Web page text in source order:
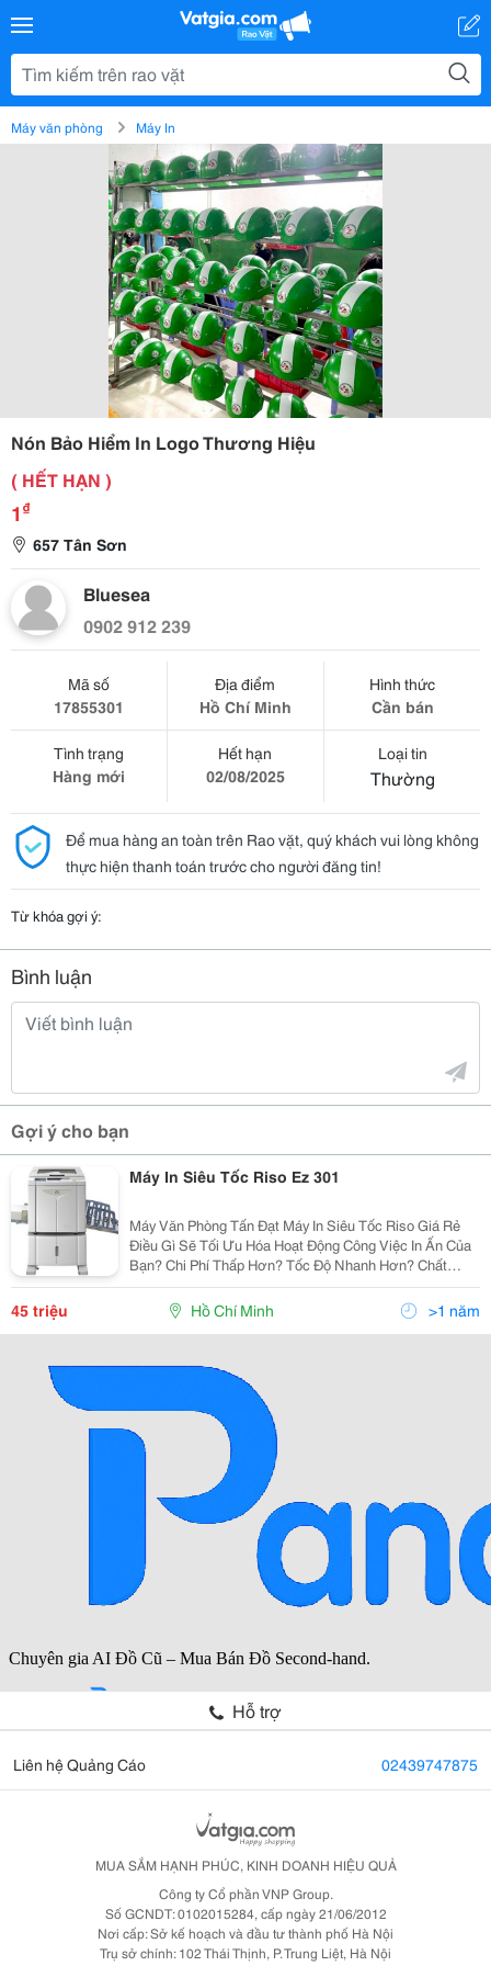
Máy văn phòng Máy In
Nón Bảo Hiểm In Logo Thương Hiệu
( HẾT HẠN )
1 ₫
657 Tân Sơn
Bluesea
0902 912 239
Mã số
17855301
Địa điểm
Hồ Chí Minh
Hình thức
Cần bán
Tình trạng
Hàng mới
Hết hạn
02/08/2025
Loại tin
Thường
Để mua hàng an toàn trên Rao vặt, quý khách vui lòng không
thực hiện thanh toán trước cho người đăng tin!
Từ khóa gợi ý:
Bình luận
Gợi ý cho bạn
Máy In Siêu Tốc Riso Ez 301
Máy Văn Phòng Tấn Đạt Máy In Siêu Tốc Riso Giá Rẻ
Điều Gì Sẽ Tối Ưu Hóa Hoạt Động Công Việc In Ấn Của
Bạn? Chi Phí Thấp Hơn? Tốc Độ Nhanh Hơn? Chất
Lượng Hình Ảnh Cao Hơn? Dòng Riso Ez Sao Chép Kỹ
Thuật Số Cung Cấp Chi Phí Vận Hàn
45 triệu Hồ Chí Minh >1 năm
Hỗ trợ
Liên hệ Quảng Cáo 02439747875
MUA SẮM HẠNH PHÚC, KINH DOANH HIỆU QUẢ
Công ty Cổ phần VNP Group.
Số GCNDT: 0102015284, cấp ngày 21/06/2012
Nơi cấp: Sở kế hoạch và đầu tư thành phố Hà Nội
Trụ sở chính: 102 Thái Thịnh, P. Trung Liệt, Hà Nội